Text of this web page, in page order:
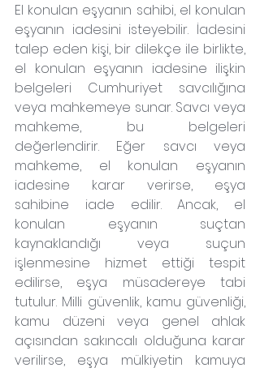
El konulan eşyanın sahibi, el konulan
eşyanın iadesini isteyebilir. İadesini
talep eden kişi, bir dilekçe ile birlikte,
el konulan eşyanın iadesine ilişkin
belgeleri Cumhuriyet savcılığına
veya mahkemeye sunar. Savcı veya
mahkeme, bu belgeleri
değerlendirir. Eğer savcı veya
mahkeme, el konulan eşyanın
iadesine karar verirse, eşya
sahibine iade edilir. Ancak, el
konulan eşyanın suçtan
kaynaklandığı veya suçun
işlenmesine hizmet ettiği tespit
edilirse, eşya müsadereye tabi
tutulur. Milli güvenlik, kamu güvenliği,
kamu düzeni veya genel ahlak
açısından sakıncalı olduğuna karar
verilirse, eşya mülkiyetin kamuya